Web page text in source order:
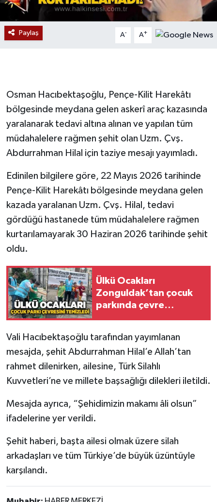
Paylaş A- A+
Osman Hacıbektaşoğlu, Pençe-Kilit Harekâtı
bölgesinde meydana gelen askerî araç kazasında
yaralanarak tedavi altına alınan ve yapılan tüm
müdahalelere rağmen şehit olan Uzm. Çvş.
Abdurrahman Hilal için taziye mesajı yayımladı.
Edinilen bilgilere göre, 22 Mayıs 2026 tarihinde
Pençe-Kilit Harekâtı bölgesinde meydana gelen
kazada yaralanan Uzm. Çvş. Hilal, tedavi
gördüğü hastanede tüm müdahalelere rağmen
kurtarılamayarak 30 Haziran 2026 tarihinde şehit
oldu.
Ülkü Ocakları
Zonguldak’tan çocuk
parkında çevre
Vali Hacıbektaşoğlu tarafından yayımlanan
mesajda, şehit Abdurrahman Hilal’e Allah’tan
rahmet dilenirken, ailesine, Türk Silahlı
Kuvvetleri’ne ve millete başsağlığı dilekleri iletildi.
Mesajda ayrıca, “Şehidimizin makamı âli olsun”
ifadelerine yer verildi.
Şehit haberi, başta ailesi olmak üzere silah
arkadaşları ve tüm Türkiye’de büyük üzüntüyle
karşılandı.
Eğitim
Ekonomi
Gökçebey
GÜNDEM
İş ilanı
Kültür - Sanat
Politika
Röportaj
Sağlık
SİYASET
Spor
Ulusal
Yaşam